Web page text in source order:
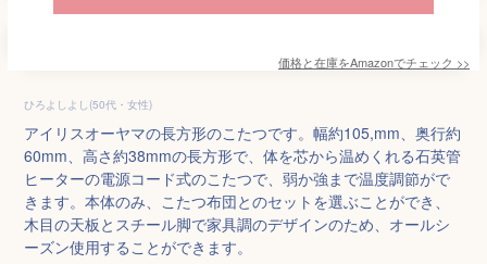
価格と在庫をAmazonでチェック >>
ひろよしよし(50代・女性)
アイリスオーヤマの長方形のこたつです。幅約105,mm、奥行約
60mm、高さ約38mmの長方形で、体を芯から温めくれる石英管
ヒーターの電源コード式のこたつで、弱か強まで温度調節がで
きます。本体のみ、こたつ布団とのセットを選ぶことができ、
木目の天板とスチール脚で家具調のデザインのため、オールシ
ーズン使用することができます。